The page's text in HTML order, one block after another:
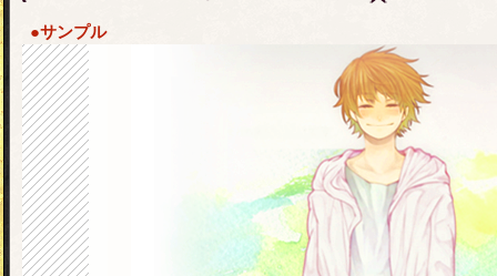
●サンプル